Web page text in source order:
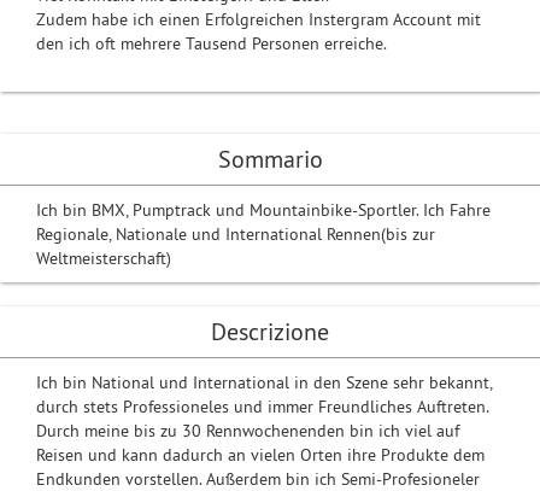
Sommario
Ich bin BMX, Pumptrack und Mountainbike-Sportler. Ich Fahre
Regionale, Nationale und International Rennen(bis zur
Weltmeisterschaft)
Descrizione
Ich bin National und International in den Szene sehr bekannt,
durch stets Professioneles und immer Freundliches Auftreten.
Durch meine bis zu 30 Rennwochenenden bin ich viel auf
Reisen und kann dadurch an vielen Orten ihre Produkte dem
Endkunden vorstellen. Außerdem bin ich Semi-Profesioneler
Zudem habe ich einen Erfolgreichen Instergram Account mit
den ich oft mehrere Tausend Personen erreiche.